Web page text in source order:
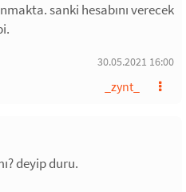
sanki hesabını verecek
30.05.2021 16:00
_zynt_
deyip duru.